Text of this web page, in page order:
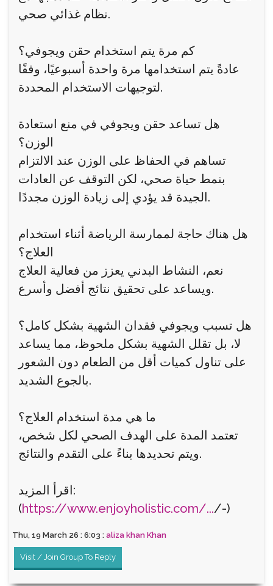
نظام غذائي صحي.
كم مرة يتم استخدام حقن ويجوفي؟
عادةً يتم استخدامها مرة واحدة أسبوعيًا، وفقًا
لتوجيهات الاستخدام المحددة.
هل تساعد حقن ويجوفي في منع استعادة
الوزن؟
تساهم في الحفاظ على الوزن عند الالتزام
بنمط حياة صحي، لكن التوقف عن العادات
الجيدة قد يؤدي إلى زيادة الوزن مجددًا.
هل هناك حاجة لممارسة الرياضة أثناء استخدام
العلاج؟
نعم، النشاط البدني يعزز من فعالية العلاج
ويساعد على تحقيق نتائج أفضل وأسرع.
هل تسبب ويجوفي فقدان الشهية بشكل كامل؟
لا، بل تقلل الشهية بشكل ملحوظ، مما يساعد
على تناول كميات أقل من الطعام دون الشعور
بالجوع الشديد.
ما هي مدة استخدام العلاج؟
تعتمد المدة على الهدف الصحي لكل شخص،
ويتم تحديدها بناءً على التقدم والنتائج.
اقرأ المزيد:
(https://www.enjoyholistic.com/.../-)
Thu, 19 March 26 : 6:03 : aliza khan Khan
Visit / Join Group To Reply